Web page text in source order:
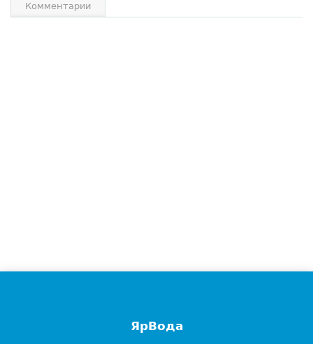
Комментарии
ЯрВода